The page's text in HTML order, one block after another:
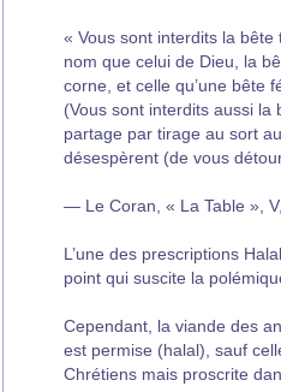
« Vous sont interdits la
nom que celui de Dieu, la
corne, et celle qu’une bête
(Vous sont interdits aussi la
partage par tirage au sort
désespèrent (de vous
L’une des prescriptions
point qui suscite la
Cependant, la viande des
est permise (halal), sauf
Chrétiens mais proscrite